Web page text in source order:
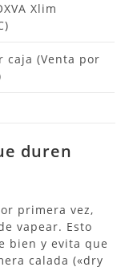
Xlim
caja (Venta por
duren
primera vez,
vapear. Esto
bien y evita que
calada («dry